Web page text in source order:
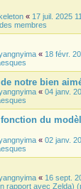
« 17 juil. 2025
membres
« 18 févr.
notre bien
« 04 janv.
du
« 02 janv.
« 16 sept.
rapport avec Zelda)